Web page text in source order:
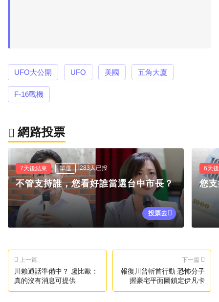
UFO大公開 UFO 美國 五角大廈
F-16戰機
網路投票
7天後結束 單選 283人已投
不管支持誰，您看好誰當選台中市長？
投票去
6天
您
上一篇
川賴通話準備中？ 盧比歐：
真的沒有消息可提供
下一篇
報復川普斬首行動 恐怖分子
握豪宅平面圖鎖定伊凡卡